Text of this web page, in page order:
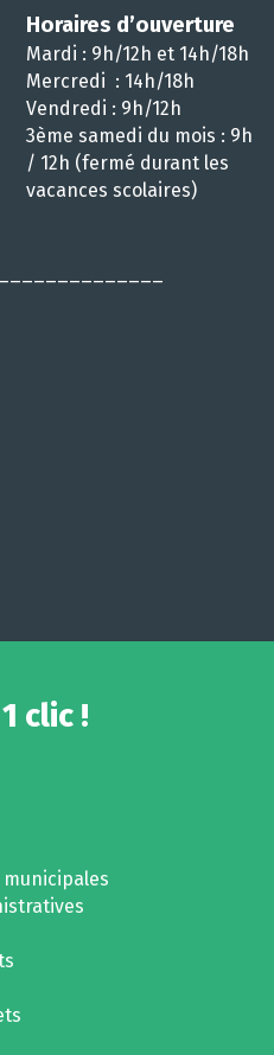
Horaires d’ouverture
Mardi : 9h/12h et 14h/18h
Mercredi : 14h/18h
Vendredi : 9h/12h
3ème samedi du mois : 9h
/ 12h (fermé durant les
vacances scolaires)
clic !